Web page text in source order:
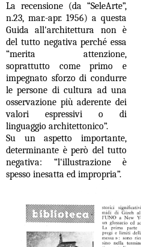
La recensione (da “SeleArte”,
n.23, mar.-apr. 1956) a questa
Guida all'architettura non è
del tutto negativa perché essa
“merita attenzione,
soprattutto come primo e
impegnato sforzo di condurre
le persone di cultura ad una
osservazione più aderente dei
valori espressivi o di
linguaggio architettonico”.
Su un aspetto importante,
determinante è però del tutto
negativa: “l'illustrazione è
spesso inesatta ed impropria”.